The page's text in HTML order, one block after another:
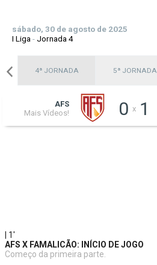
sábado, 30 de agosto de 2025
I Liga -Jornada 4
4ª JORNADA 5ª JORNADA
AFS
Mais Vídeos!
0 x 1
| 1'
AFS X FAMALICÃO: INÍCIO DE JOGO
Começo da primeira parte.